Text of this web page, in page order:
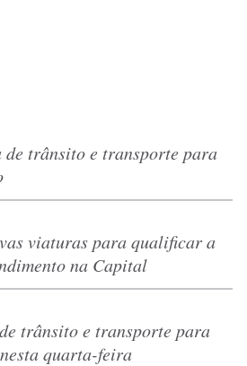
de trânsito e transporte para
viaturas para qualificar a
na Capital
trânsito e transporte para
quarta-feira